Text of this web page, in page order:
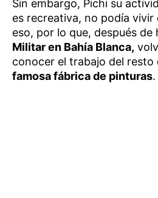
Sin embargo, Pichi su
es recreativa, no podía vivir
eso, por lo que, después de
Militar en Bahía Blanca,
conocer el trabajo del resto
famosa fábrica de pinturas.